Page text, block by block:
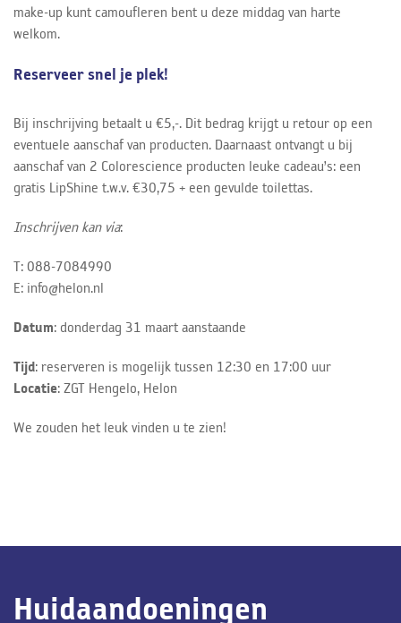
make-up kunt camoufleren bent u deze middag van harte
welkom.
Reserveer snel je plek!
Bij inschrijving betaalt u €5,-. Dit bedrag krijgt u retour op een
eventuele aanschaf van producten. Daarnaast ontvangt u bij
aanschaf van 2 Colorescience producten leuke cadeau’s: een
gratis LipShine t.w.v. €30,75 + een gevulde toilettas.
Inschrijven kan via:
T: 088-7084990
E: info@helon.nl
Datum: donderdag 31 maart aanstaande
Tijd: reserveren is mogelijk tussen 12:30 en 17:00 uur
Locatie: ZGT Hengelo, Helon
We zouden het leuk vinden u te zien!
Huidaandoeningen